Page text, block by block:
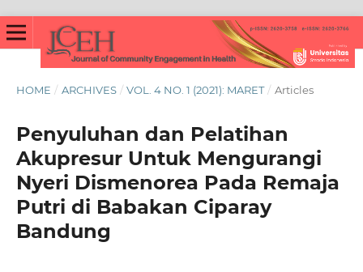
HOME / ARCHIVES / VOL. 4 NO. 1 (2021): MARET / Articles
Penyuluhan dan Pelatihan
Akupresur Untuk Mengurangi
Nyeri Dismenorea Pada Remaja
Putri di Babakan Ciparay
Bandung